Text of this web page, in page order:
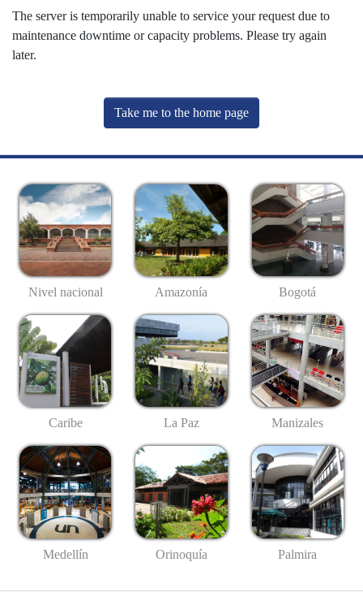
The server is temporarily unable to service your request due to
maintenance downtime or capacity problems. Please try again
later.
Take me to the home page
Nivel nacional Amazonía Bogotá
Caribe La Paz Manizales
Medellín Orinoquía Palmira